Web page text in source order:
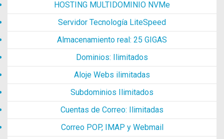
HOSTING MULTIDOMINIO NVMe
Servidor Tecnología LiteSpeed
Almacenamiento real: 25 GIGAS
Dominios: Ilimitados
Aloje Webs ilimitadas
Subdominios Ilimitados
Cuentas de Correo: Ilimitadas
Correo POP, IMAP y Webmail